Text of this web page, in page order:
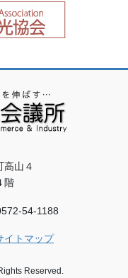
高山４
階
54-1188
イトマップ
Reserved.